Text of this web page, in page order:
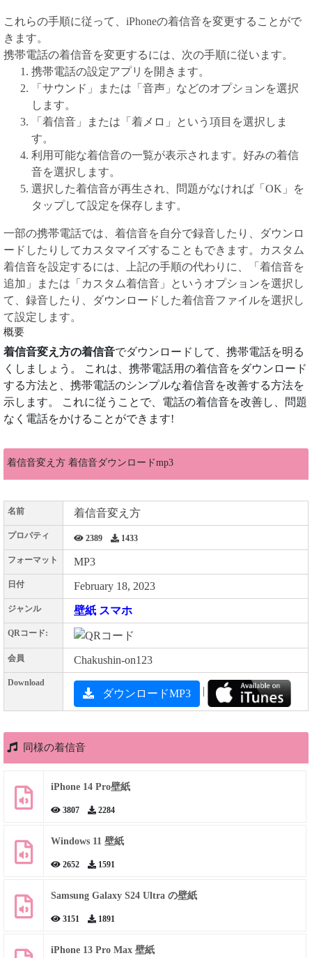
これらの手順に従って、iPhoneの着信音を変更することがで
きます。
携帯電話の着信音を変更するには、次の手順に従います。
携帯電話の設定アプリを開きます。
「サウンド」または「音声」などのオプションを選択
します。
「着信音」または「着メロ」という項目を選択しま
す。
利用可能な着信音の一覧が表示されます。好みの着信
音を選択します。
選択した着信音が再生され、問題がなければ「OK」を
タップして設定を保存します。
一部の携帯電話では、着信音を自分で録音したり、ダウンロ
ードしたりしてカスタマイズすることもできます。カスタム
着信音を設定するには、上記の手順の代わりに、「着信音を
追加」または「カスタム着信音」というオプションを選択し
て、録音したり、ダウンロードした着信音ファイルを選択し
て設定します。
概要
着信音変え方の着信音でダウンロードして、携帯電話を明る
くしましょう。 これは、携帯電話用の着信音をダウンロード
する方法と、携帯電話のシンプルな着信音を改善する方法を
示します。 これに従うことで、電話の着信音を改善し、問題
なく電話をかけることができます!
着信音変え方 着信音ダウンロードmp3
名前 着信音変え方
プロパティ 2389 1433
フォーマット MP3
日付 February 18, 2023
ジャンル 壁紙 スマホ
QRコード:
会員 Chakushin-on123
Download
ダウンロードMP3 |
同様の着信音
iPhone 14 Pro壁紙
3807 2284
Windows 11 壁紙
2652 1591
Samsung Galaxy S24 Ultra の壁紙
3151 1891
iPhone 13 Pro Max 壁紙